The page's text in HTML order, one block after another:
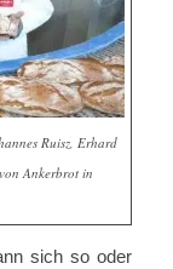
Ruisz, Erhard
Ankerbrot in
sich so oder